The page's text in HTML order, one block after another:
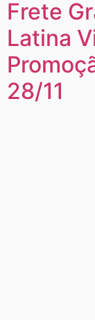
Frete
Latina
28/11